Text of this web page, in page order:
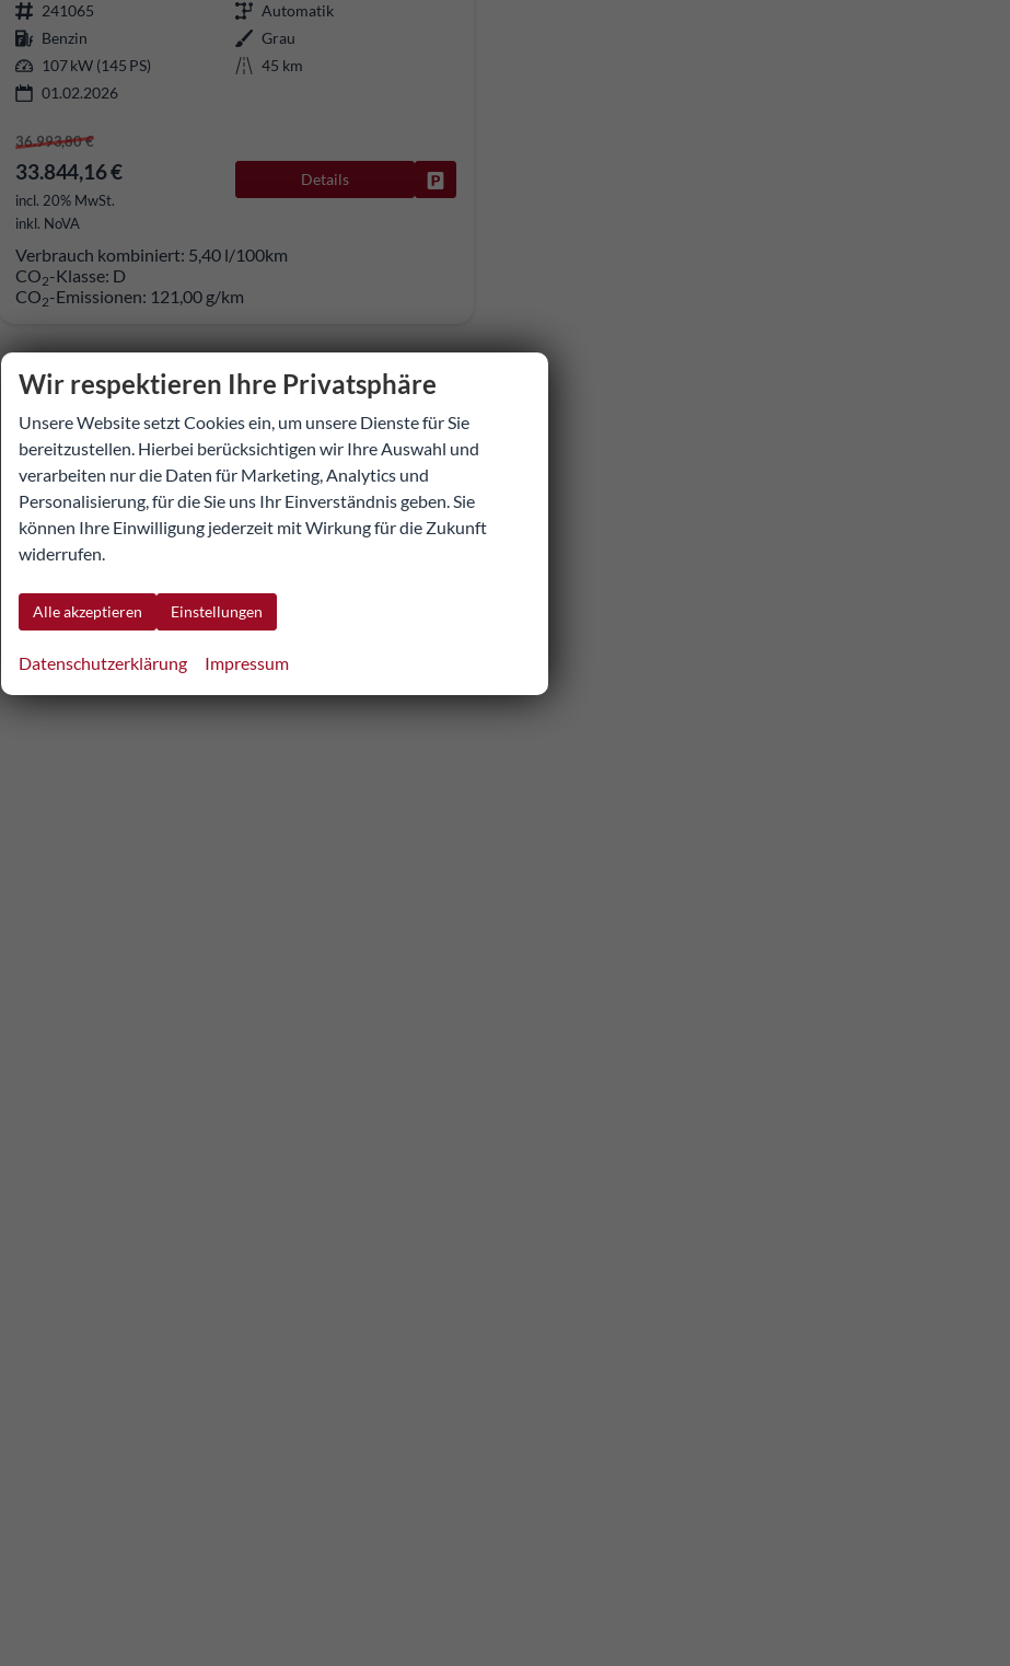
241065
Automatik
Benzin
Grau
107 kW (145 PS)
45 km
01.02.2026
36.993,80 €
33.844,16 €
incl. 20% MwSt.
inkl. NoVA
Details
Verbrauch kombiniert: 5,40 l/100km
CO2-Klasse: D
CO2-Emissionen: 121,00 g/km
Wir respektieren Ihre Privatsphäre
Unsere Website setzt Cookies ein, um unsere Dienste für Sie
bereitzustellen. Hierbei berücksichtigen wir Ihre Auswahl und
verarbeiten nur die Daten für Marketing, Analytics und
Personalisierung, für die Sie uns Ihr Einverständnis geben. Sie
können Ihre Einwilligung jederzeit mit Wirkung für die Zukunft
widerrufen.
Alle akzeptieren Einstellungen
Datenschutzerklärung Impressum